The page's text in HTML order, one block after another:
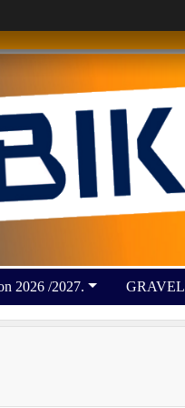
Saison 2026 /2027. GRAVEL